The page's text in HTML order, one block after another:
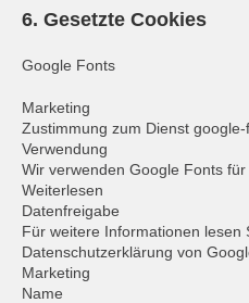
6. Gesetzte Cookies
Google Fonts
Marketing
Zustimmung zum Dienst google-
Verwendung
Wir verwenden Google Fonts
Weiterlesen
Datenfreigabe
Für weitere Informationen lesen
Datenschutzerklärung von
Marketing
Name